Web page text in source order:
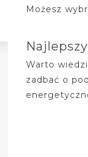
Możesz
Warto
zadbać o